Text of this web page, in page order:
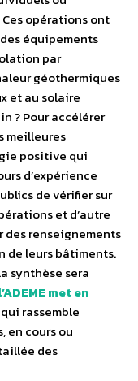
opérations ont
équipements
par
géothermiques
et au solaire
? Pour accélérer
meilleures
positive qui
d’expérience
de vérifier sur
et d’autre
des renseignements
de leurs bâtiments.
synthèse sera
met en
rassemble
en cours ou
des